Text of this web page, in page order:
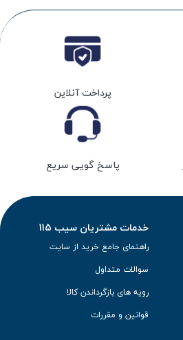
پرداخت آنلاین
پاسخ گویی سریع
خدمات مشتریان سیب 115
راهنمای جامع خرید از سایت
سوالات متداول
رویه های بازگرداندن کالا
قوانین و مقررات